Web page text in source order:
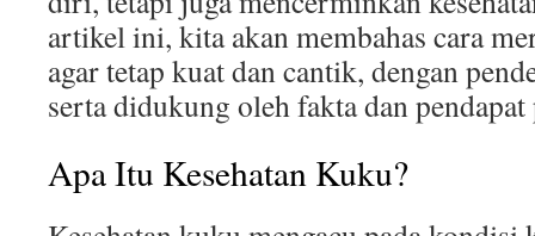
artikel ini, kita akan membahas cara
agar tetap kuat dan cantik, dengan
serta didukung oleh fakta dan
Apa Itu Kesehatan Kuku?